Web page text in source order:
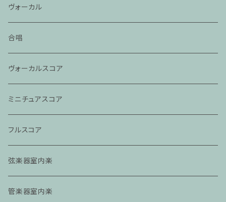
ヴォーカル
合唱
ヴォーカルスコア
ミニチュアスコア
フルスコア
弦楽器室内楽
管楽器室内楽